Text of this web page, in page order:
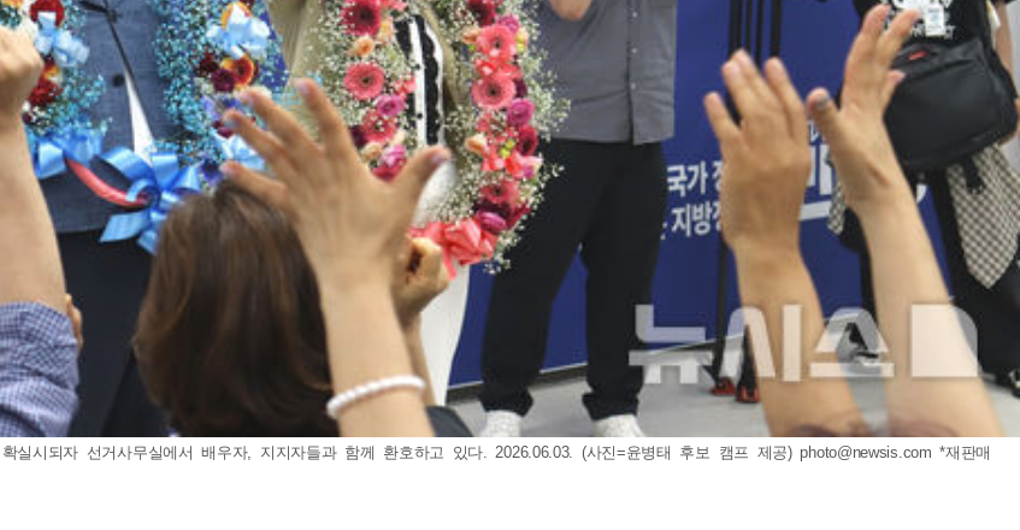
시되자 선거사무실에서 배우자, 지지자들과 함께 환호하고 있다. 2026.06.03. (사진=윤병태 후보 캠프 제공)photo@newsis.com *재판매